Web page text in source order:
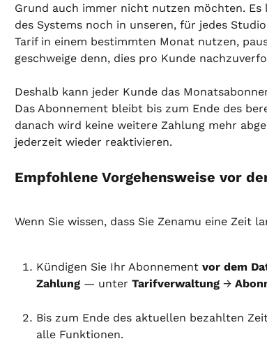
Grund auch immer nicht nutzen möchten.
des Systems noch in unseren, für jedes
Tarif in einem bestimmten Monat nutzen,
geschweige denn, dies pro Kunde
Deshalb kann jeder Kunde das
Das Abonnement bleibt bis zum Ende des
danach wird keine weitere Zahlung mehr
jederzeit wieder reaktivieren.
Empfohlene Vorgehensweise vor
Wenn Sie wissen, dass Sie Zenamu eine Zeit
Kündigen Sie Ihr Abonnement vor dem
Zahlung — unter Tarifverwaltung →
Bis zum Ende des aktuellen bezahlten
alle Funktionen.